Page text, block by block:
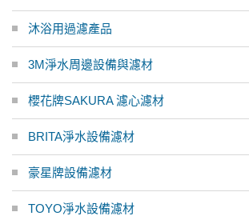
沐浴用過濾產品
3M淨水周邊設備與濾材
櫻花牌SAKURA 濾心濾材
BRITA淨水設備濾材
豪星牌設備濾材
TOYO淨水設備濾材